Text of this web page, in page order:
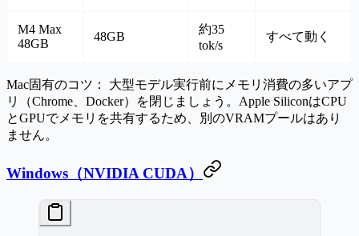
M4 Max
48GB
48GB
約35
tok/s
すべて動く
Mac固有のコツ：
大型モデル実行前にメモリ消費の多いアプ
リ（Chrome、Docker）を閉じましょう。Apple SiliconはCPU
とGPUでメモリを共有するため、別のVRAMプールはあり
ません。
Windows（NVIDIA CUDA）